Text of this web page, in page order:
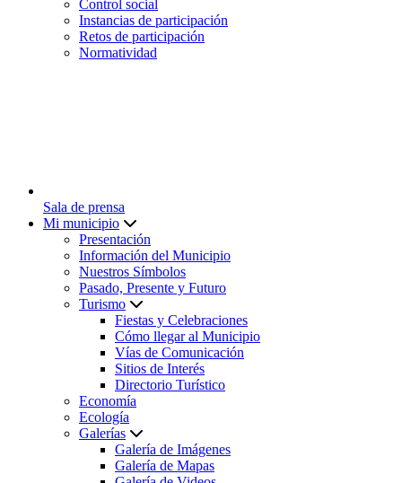
Control social
Instancias de participación
Retos de participación
Normatividad
Sala de prensa
Mi municipio
Presentación
Información del Municipio
Nuestros Símbolos
Pasado, Presente y Futuro
Turismo
Fiestas y Celebraciones
Cómo llegar al Municipio
Vías de Comunicación
Sitios de Interés
Directorio Turístico
Economía
Ecología
Galerías
Galería de Imágenes
Galería de Mapas